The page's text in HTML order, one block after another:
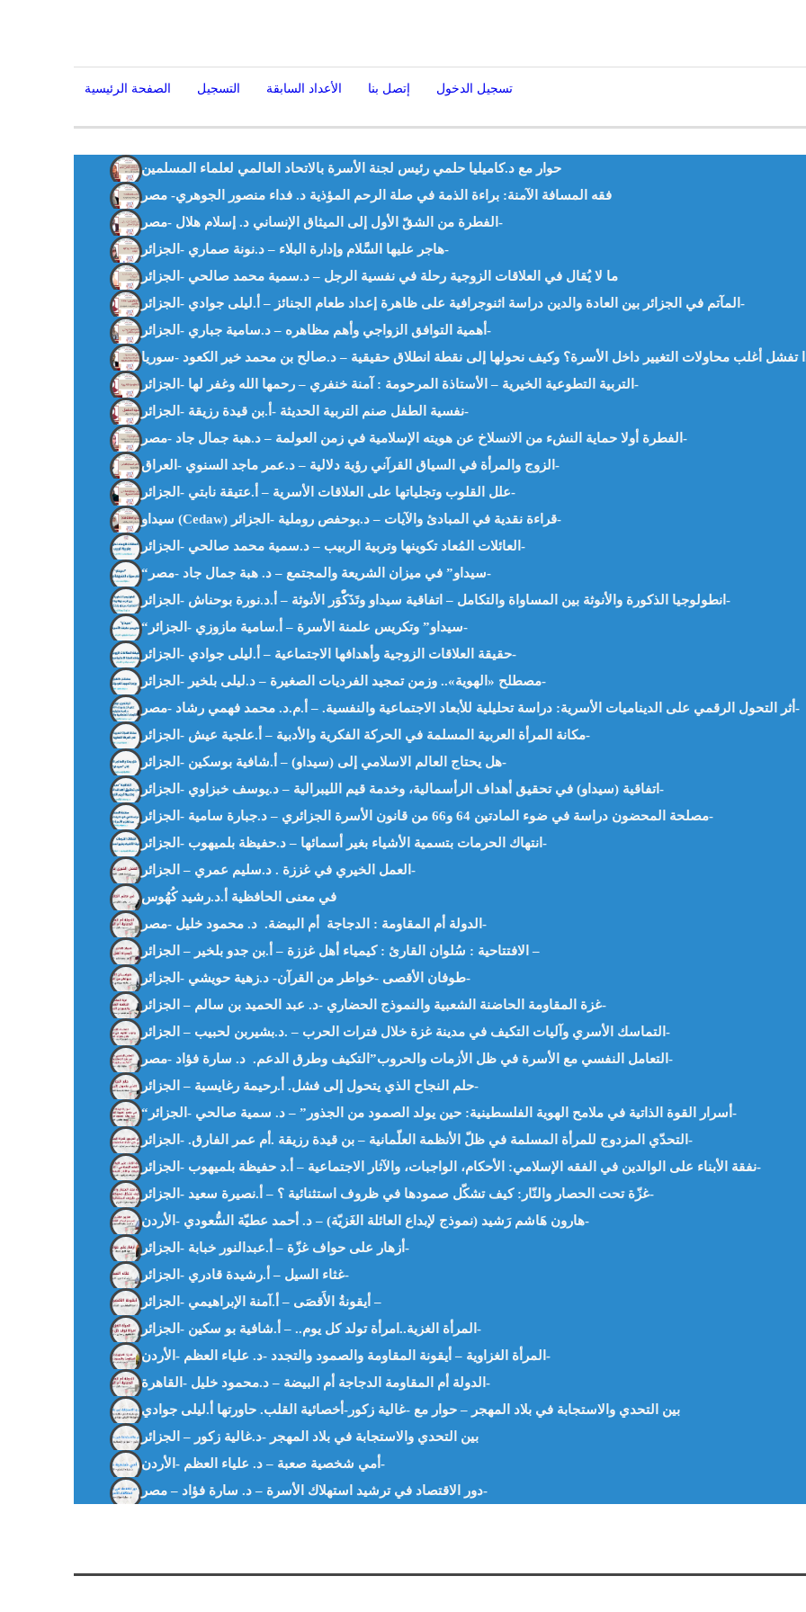
الصفحة الرئيسية التسجيل الأعداد السابقة إتصل بنا تسجيل الدخول
حوار مع د.كاميليا حلمي رئيس لجنة الأسرة بالاتحاد العالمي لعلماء المسلمين
فقه المسافة الآمنة: براءة الذمة في صلة الرحم المؤذية د. فداء منصور الجوهري- مصر
الفطرة من الشقّ الأول إلى الميثاق الإنساني د. إسلام هلال -مصر-
هاجر عليها السَّلام وإدارة البلاء – د.نونة صماري -الجزائر-
ما لا يُقال في العلاقات الزوجية رحلة في نفسية الرجل – د.سمية محمد صالحي -الجزائر
المآتم في الجزائر بين العادة والدين دراسة اثنوجرافية على ظاهرة إعداد طعام الجنائز – أ.ليلى جوادي -الجزائر-
أهمية التوافق الزواجي وأهم مظاهره – د.سامية جباري -الجزائر-
التربية التطوعية الخيرية – الأستاذة المرحومة : آمنة خنفري – رحمها الله وغفر لها -الجزائر-
نفسية الطفل صنم التربية الحديثة -أ.بن قيدة رزيقة -الجزائر-
الفطرة أولا حماية النشء من الانسلاخ عن هويته الإسلامية في زمن العولمة – د.هبة جمال جاد -مصر-
الزوج والمرأة في السياق القرآني رؤية دلالية – د.عمر ماجد السنوي -العراق-
علل القلوب وتجلياتها على العلاقات الأسرية – أ.عتيقة نابتي -الجزائر-
سيداو (cedaw) قراءة نقدية في المبادئ والآيات – د.بوحفص روملية -الجزائر-
العائلات المُعاد تكوينها وتربية الربيب – د.سمية محمد صالحي -الجزائر-
“سيداو” في ميزان الشريعة والمجتمع – د. هبة جمال جاد -مصر-
انطولوجيا الذكورة والأنوثة بين المساواة والتكامل – اتفاقية سيداو وتَذَكّْوَر الأنوثة – أ.د.نورة بوحناش -الجزائر-
“سيداو” وتكريس علمنة الأسرة – أ.سامية مازوزي -الجزائر-
حقيقة العلاقات الزوجية وأهدافها الاجتماعية – أ.ليلى جوادي -الجزائر-
مصطلح «الهوية».. وزمن تمجيد الفرديات الصغيرة – د.ليلى بلخير -الجزائر-
أثر التحول الرقمي على الديناميات الأسرية: دراسة تحليلية للأبعاد الاجتماعية والنفسية. – أ.م.د. محمد فهمي رشاد -مصر-
مكانة المرأة العربية المسلمة في الحركة الفكرية والأدبية – أ.علجية عيش -الجزائر-
هل يحتاج العالم الاسلامي إلى (سيداو) – أ.شافية بوسكين -الجزائر-
اتفاقية (سيداو) في تحقيق أهداف الرأسمالية، وخدمة قيم الليبرالية – د.يوسف خبزاوي -الجزائر-
مصلحة المحضون دراسة في ضوء المادتين 64 و66 من قانون الأسرة الجزائري – د.جبارة سامية -الجزائر-
انتهاك الحرمات بتسمية الأشياء بغير أسمائها – د.حفيظة بلميهوب -الجزائر-
العمل الخيري في غززة . د.سليم عمري – الجزائر-
في معنى الحافظية أ.د.رشيد كُهُوس
الدولة أم المقاومة : الدجاجة أم البيضة. د. محمود خليل -مصر-
الافتتاحية : سُلوان القارئ : كيمياء أهل غززة – أ.بن جدو بلخير – الجزائر –
طوفان الأقصى -خواطر من القرآن- د.زهية حويشي -الجزائر-
غزة المقاومة الحاضنة الشعبية والنموذج الحضاري -د. عبد الحميد بن سالم – الجزائر-
التماسك الأسري وآليات التكيف في مدينة غزة خلال فترات الحرب – .د.بشيربن لحبيب – الجزائر-
التعامل النفسي مع الأسرة في ظل الأزمات والحروب”التكيف وطرق الدعم. د. سارة فؤاد -مصر-
حلم النجاح الذي يتحول إلى فشل. أ.رحيمة رغايسية – الجزائر-
“أسرار القوة الذاتية في ملامح الهوية الفلسطينية: حين يولد الصمود من الجذور” – د. سمية صالحي -الجزائر-
التحدّي المزدوج للمرأة المسلمة في ظلّ الأنظمة العلّمانية – بن قيدة رزيقة .أم عمر الفارق. -الجزائر-
نفقة الأبناء على الوالدين في الفقه الإسلامي: الأحكام، الواجبات، والآثار الاجتماعية – أ.د حفيظة بلميهوب -الجزائر-
غزّة تحت الحصار والنّار: كيف تشكّل صمودها في ظروف استثنائية ؟ – أ.نصيرة سعيد -الجزائر-
هارون هَاشم رَشيد (نموذج لإبداع العائلة الغَزيّة) – د. أحمد عطيّة السُّعودي -الأردن-
أزهار على حواف غزّة – أ.عبدالنور خبابة -الجزائر-
غثاء السيل – أ.رشيدة قادري -الجزائر-
أيقونةُ الأَقصَى – أ.آمنة الإبراهيمي -الجزائر –
المرأة الغزية..امرأة تولد كل يوم.. – أ.شافية بو سكين -الجزائر-
المرأة الغزاوية – أيقونة المقاومة والصمود والتجدد -د. علياء العظم -الأردن-
الدولة أم المقاومة الدجاجة أم البيضة – د.محمود خليل -القاهرة-
بين التحدي والاستجابة في بلاد المهجر – حوار مع -غالية زكور-أخصائية القلب. حاورتها أ.ليلى جوادي
بين التحدي والاستجابة في بلاد المهجر -د.غالية زكور – الجزائر
أمي شخصية صعبة – د. علياء العظم -الأردن-
دور الاقتصاد في ترشيد استهلاك الأسرة – د. سارة فؤاد – مصر-